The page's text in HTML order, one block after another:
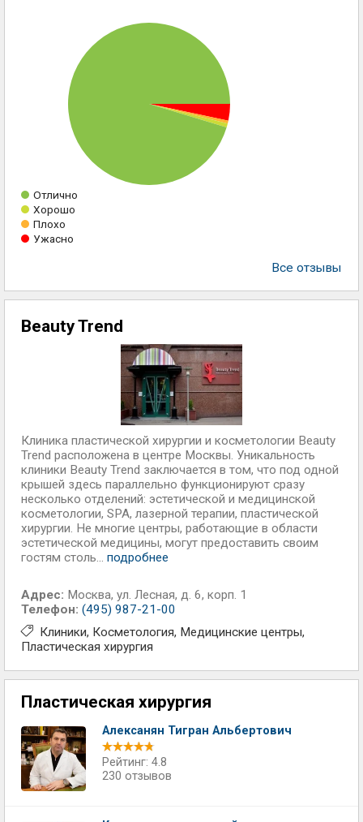
Отлично
Хорошо
Плохо
Ужасно
Все отзывы
Beauty Trend
Клиника пластической хирургии и косметологии Beauty
Trend расположена в центре Москвы. Уникальность
клиники Beauty Trend заключается в том, что под одной
крышей здесь параллельно функционируют сразу
несколько отделений: эстетической и медицинской
косметологии, SPA, лазерной терапии, пластической
хирургии. Не многие центры, работающие в области
эстетической медицины, могут предоставить своим
гостям столь... подробнее
Адрес: Москва, ул. Лесная, д. 6, корп. 1
Телефон: (495) 987-21-00
Клиники Косметология Медицинские центры
Пластическая хирургия
Пластическая хирургия
Алексанян Тигран Альбертович
Рейтинг: 4.8
230 отзывов